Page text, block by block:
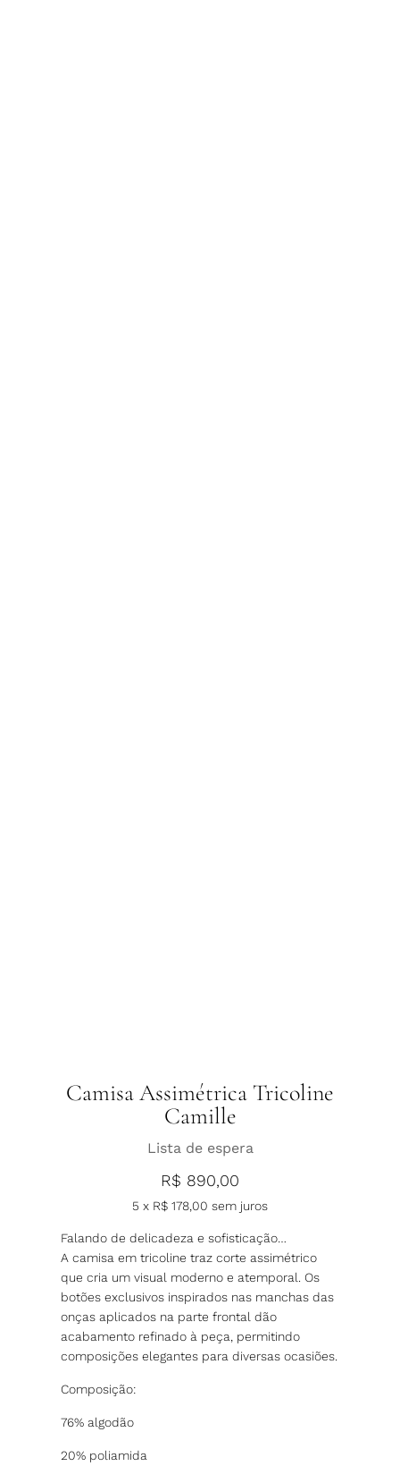
Camisa Assimétrica Tricoline
Camille
Lista de espera
R$ 890,00
5 x R$ 178,00 sem juros
Falando de delicadeza e sofisticação…
A camisa em tricoline traz corte assimétrico
que cria um visual moderno e atemporal. Os
botões exclusivos inspirados nas manchas das
onças aplicados na parte frontal dão
acabamento refinado à peça, permitindo
composições elegantes para diversas ocasiões.
Composição:
76% algodão
20% poliamida